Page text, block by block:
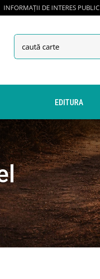
INFORMAȚII DE INTERES PUBLIC
Search
for:
EDITURA